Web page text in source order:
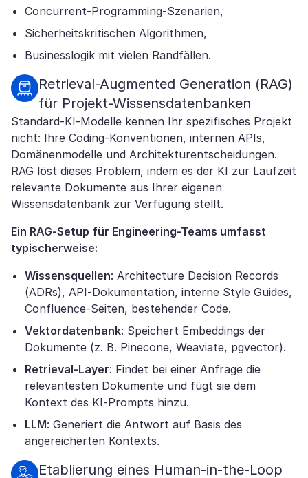
Concurrent-Programming-Szenarien,
Sicherheitskritischen Algorithmen,
Businesslogik mit vielen Randfällen.
Retrieval-Augmented Generation (RAG)
für Projekt-Wissensdatenbanken
Standard-KI-Modelle kennen Ihr spezifisches Projekt
nicht: Ihre Coding-Konventionen, internen APIs,
Domänenmodelle und Architekturentscheidungen.
RAG löst dieses Problem, indem es der KI zur Laufzeit
relevante Dokumente aus Ihrer eigenen
Wissensdatenbank zur Verfügung stellt.
Ein RAG-Setup für Engineering-Teams umfasst
typischerweise:
Wissensquellen: Architecture Decision Records
(ADRs), API-Dokumentation, interne Style Guides,
Confluence-Seiten, bestehender Code.
Vektordatenbank: Speichert Embeddings der
Dokumente (z. B. Pinecone, Weaviate, pgvector).
Retrieval-Layer: Findet bei einer Anfrage die
relevantesten Dokumente und fügt sie dem
Kontext des KI-Prompts hinzu.
LLM: Generiert die Antwort auf Basis des
angereicherten Kontexts.
Etablierung eines Human-in-the-Loop